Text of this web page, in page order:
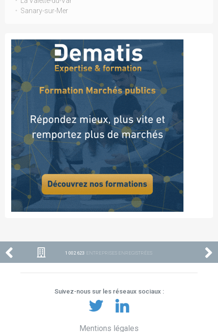
Sanary-sur-Mer
1 002 623 ENTREPRISES ENREGISTRÉES
Suivez-nous sur les réseaux sociaux :
Mentions légales